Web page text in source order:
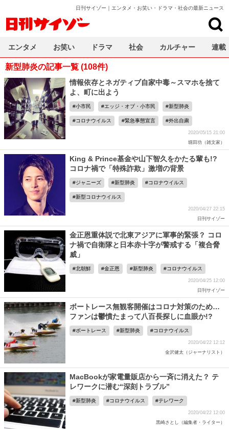
日刊サイゾー｜エンタメ・お笑い・ドラマ・社会の最新ニュース
新型肺炎の記事一覧 (108件)
情報依存とネガティブ自家中毒～スマホを捨て
よ、町に出よう
小市民 エッジ・オブ・小市民 新型肺炎
コロナウイルス 緊急事態宣言 外出自粛
2020/05/15 21:00
堀田功（雑文家）
King & Prince基金や山下智久をかたる輩も!?
コロナ禍で「特殊詐欺」激増の背景
ジャニーズ 新型肺炎 コロナウイルス
新型コロナウイルス
2020/04/27 22:15
日刊サイゾー
金正恩重体説で北東アジアに軍事的緊張？ コロ
ナ禍で自衛隊と日本赤十字が警戒する「複合脅
威」
北朝鮮 金正恩 新型肺炎 コロナウイルス
2020/04/25 12:00
日刊サイゾー
ボートレース無観客開催はコロナ対策のため…
ファンは鬱憤たまって八百長探しに血眼か!?
ボートレース 新型肺炎 コロナウイルス
2020/04/22 12:12
金沢健太（ジャーナリスト）
MacBookが家電量販店から一斉に消えた？ テ
レワークに潜む“深刻トラブル”
新型肺炎 コロナウイルス テレワーク
2020/04/22 12:00
黒崎さとし（編集者・ライター）
エンタメ お笑い ドラマ 社会 カルチャー 連載